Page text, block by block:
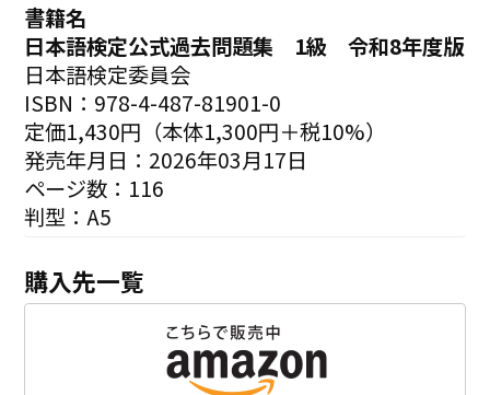
書籍名
日本語検定公式過去問題集 1級 令和8年度版
日本語検定委員会
ISBN：978-4-487-81901-0
定価1,430円（本体1,300円＋税10%）
発売年月日：2026年03月17日
ページ数：116
判型：A5
購入先一覧